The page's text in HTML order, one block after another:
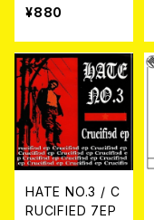
ubtraction? 7E
¥880
HATE NO.3 / C
RUCIFIED 7EP